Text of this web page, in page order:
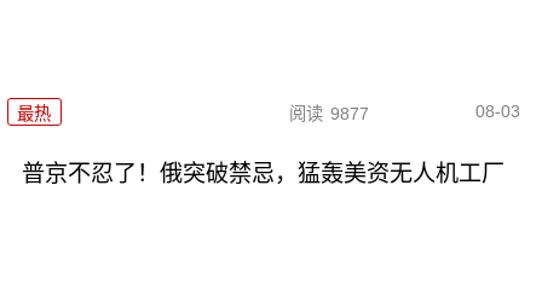
最热 阅读 9877 08-03
普京不忍了！俄突破禁忌，猛轰美资无人机工厂